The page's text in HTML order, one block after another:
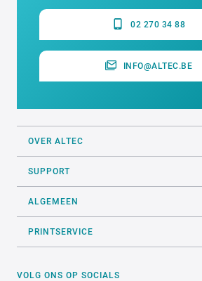
02 270 34 88
INFO@ALTEC.BE
OVER ALTEC
SUPPORT
ALGEMEEN
PRINTSERVICE
VOLG ONS OP SOCIALS